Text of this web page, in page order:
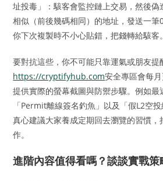
址投毒」：駭客會監控鏈上交易，然後
相似（前後幾碼相同）的地址，發送一
你下次複製時不小心貼錯，把錢轉給駭客。
要對抗這些，你不可能只靠運氣或朋友提
https://cryptifyhub.com安全專區會每
提供實際的螢幕截圖與防禦步驟。例如最
「Permit離線簽名釣魚」以及「假L2空
真心建議大家養成定期回去瀏覽的習慣，
作。
進階內容值得看嗎？談談實戰